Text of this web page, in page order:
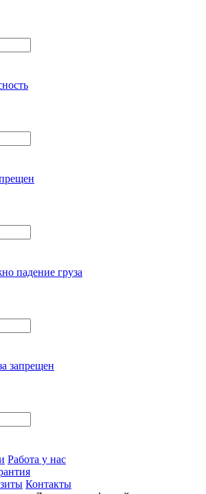
падение груза
запрещен
Работа у нас
Контакты